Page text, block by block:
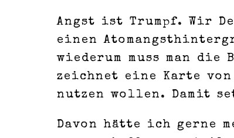
Angst ist Trumpf. Wir
einen
wiederum muss man
zeichnet eine Karte
nutzen wollen. Damit
Davon hätte ich gerne